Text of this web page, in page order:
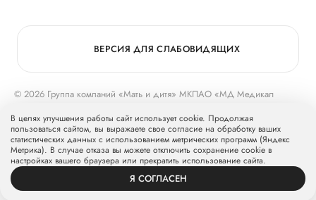
© 2026 Группа компаний «Мать и дитя» МКПАО «МД Медикал
Группу компаний «Мать и дитя».
ВЕРСИЯ ДЛЯ СЛАБОВИДЯЩИХ
УСЛУГИ ПРОФИЛЬ
В целях улучшения работы сайт использует cookie. Продолжая
пользоваться сайтом, вы выражаете свое согласие на обработку ваших
статистических данных с использованием метрических программ (Яндекс
Метрика). В случае отказа вы можете отключить сохранение cookie в
настройках вашего браузера или прекратить использование сайта.
Я СОГЛАСЕН